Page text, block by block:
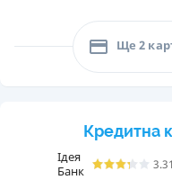
Ще 2
Кредитна
Ідея
Банк
3.31